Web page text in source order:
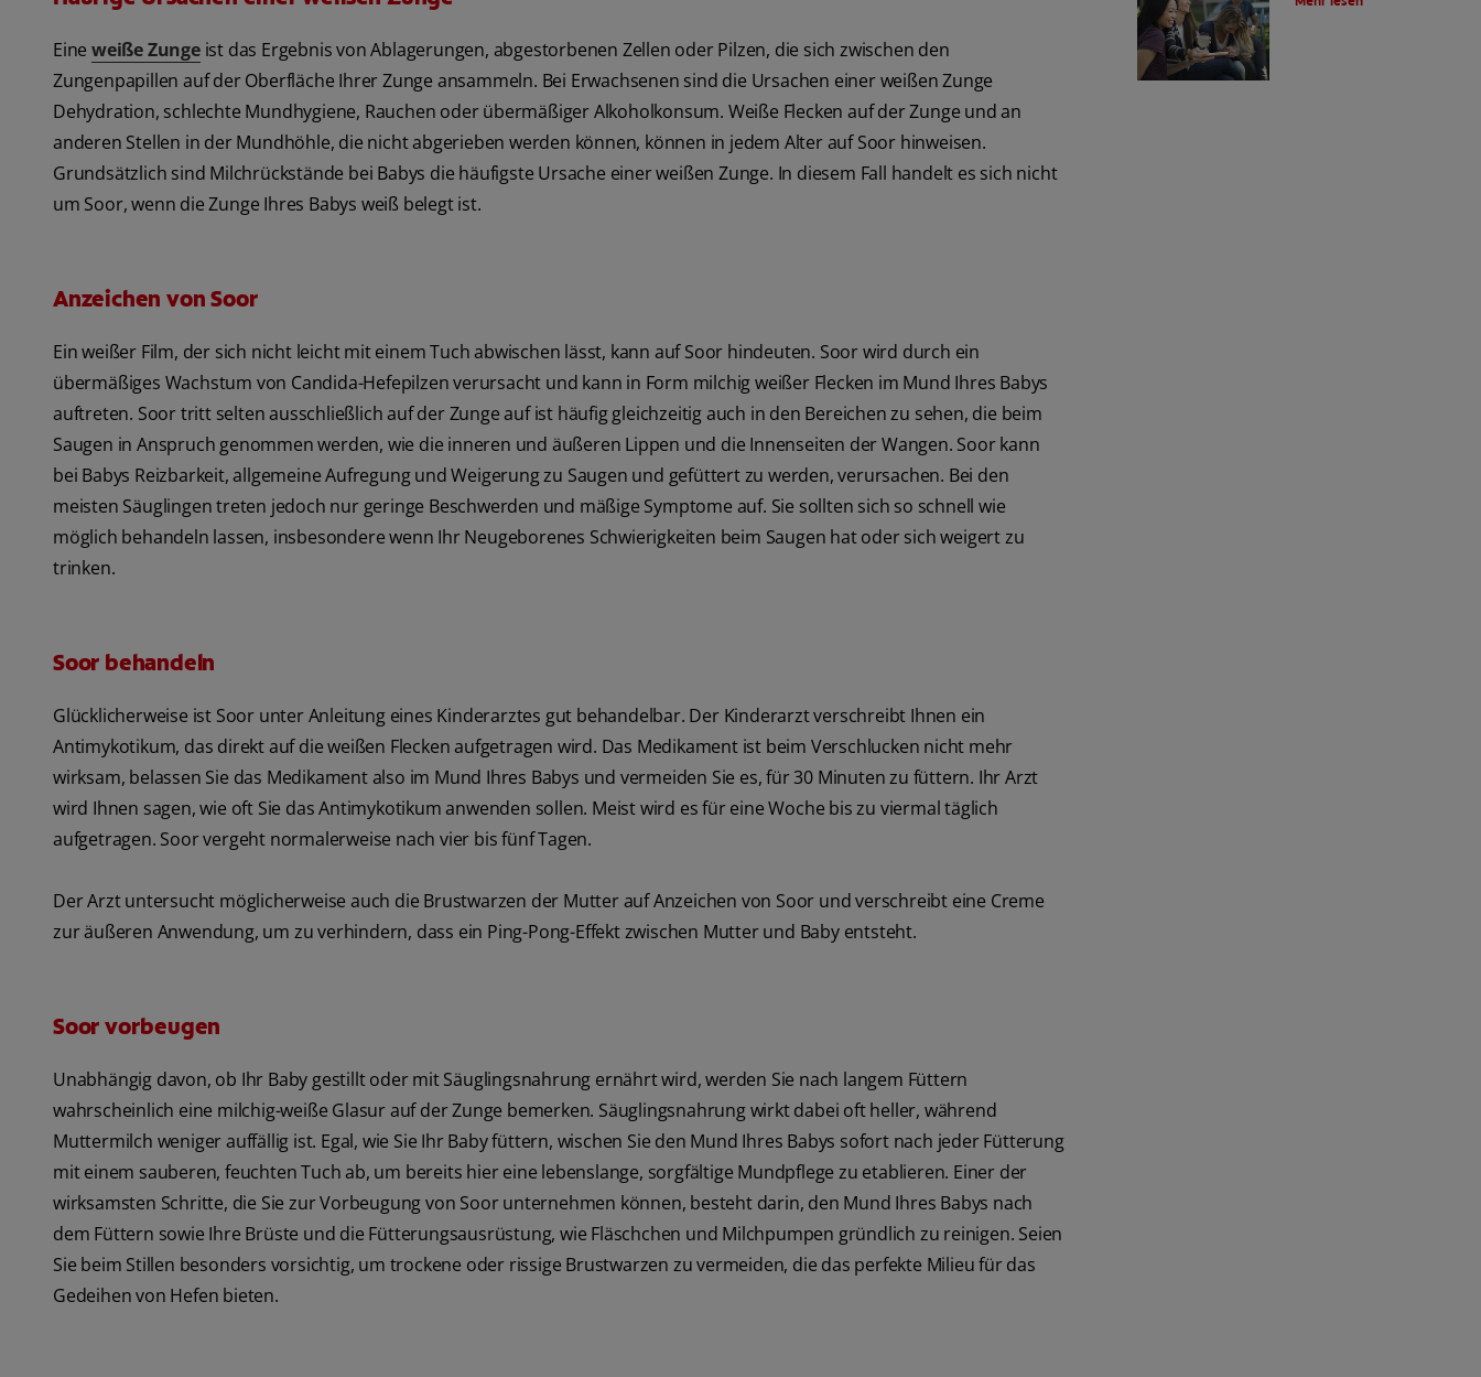
Eine weiße Zungeist das Ergebnis von Ablagerungen, abgestorbenen Zellen oder Pilzen, die sich zwischen den
Zungenpapillen auf der Oberfläche Ihrer Zunge ansammeln. Bei Erwachsenen sind die Ursachen einer weißen Zunge
Dehydration, schlechte Mundhygiene, Rauchen oder übermäßiger Alkoholkonsum. Weiße Flecken auf der Zunge und an
anderen Stellen in der Mundhöhle, die nicht abgerieben werden können, können in jedem Alter auf Soor hinweisen.
Grundsätzlich sind Milchrückstände bei Babys die häufigste Ursache einer weißen Zunge. In diesem Fall handelt es sich nicht
um Soor, wenn die Zunge Ihres Babys weiß belegt ist.
Anzeichen von Soor
Ein weißer Film, der sich nicht leicht mit einem Tuch abwischen lässt, kann auf Soor hindeuten. Soor wird durch ein
übermäßiges Wachstum von Candida-Hefepilzen verursacht und kann in Form milchig weißer Flecken im Mund Ihres Babys
auftreten. Soor tritt selten ausschließlich auf der Zunge auf ist häufig gleichzeitig auch in den Bereichen zu sehen, die beim
Saugen in Anspruch genommen werden, wie die inneren und äußeren Lippen und die Innenseiten der Wangen. Soor kann
bei Babys Reizbarkeit, allgemeine Aufregung und Weigerung zu Saugen und gefüttert zu werden, verursachen. Bei den
meisten Säuglingen treten jedoch nur geringe Beschwerden und mäßige Symptome auf. Sie sollten sich so schnell wie
möglich behandeln lassen, insbesondere wenn Ihr Neugeborenes Schwierigkeiten beim Saugen hat oder sich weigert zu
trinken.
Soor behandeln
Glücklicherweise ist Soor unter Anleitung eines Kinderarztes gut behandelbar. Der Kinderarzt verschreibt Ihnen ein
Antimykotikum, das direkt auf die weißen Flecken aufgetragen wird. Das Medikament ist beim Verschlucken nicht mehr
wirksam, belassen Sie das Medikament also im Mund Ihres Babys und vermeiden Sie es, für 30 Minuten zu füttern. Ihr Arzt
wird Ihnen sagen, wie oft Sie das Antimykotikum anwenden sollen. Meist wird es für eine Woche bis zu viermal täglich
aufgetragen. Soor vergeht normalerweise nach vier bis fünf Tagen.
Der Arzt untersucht möglicherweise auch die Brustwarzen der Mutter auf Anzeichen von Soor und verschreibt eine Creme
zur äußeren Anwendung, um zu verhindern, dass ein Ping-Pong-Effekt zwischen Mutter und Baby entsteht.
Soor vorbeugen
Unabhängig davon, ob Ihr Baby gestillt oder mit Säuglingsnahrung ernährt wird, werden Sie nach langem Füttern
wahrscheinlich eine milchig-weiße Glasur auf der Zunge bemerken. Säuglingsnahrung wirkt dabei oft heller, während
Muttermilch weniger auffällig ist. Egal, wie Sie Ihr Baby füttern, wischen Sie den Mund Ihres Babys sofort nach jeder Fütterung
mit einem sauberen, feuchten Tuch ab, um bereits hier eine lebenslange, sorgfältige Mundpflege zu etablieren. Einer der
wirksamsten Schritte, die Sie zur Vorbeugung von Soor unternehmen können, besteht darin, den Mund Ihres Babys nach
dem Füttern sowie Ihre Brüste und die Fütterungsausrüstung, wie Fläschchen und Milchpumpen gründlich zu reinigen. Seien
Sie beim Stillen besonders vorsichtig, um trockene oder rissige Brustwarzen zu vermeiden, die das perfekte Milieu für das
Gedeihen von Hefen bieten.